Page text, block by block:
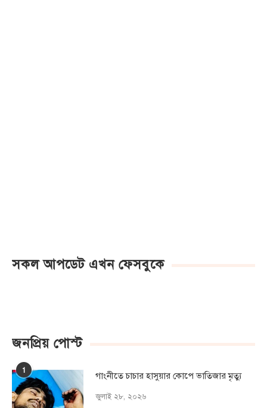
সকল আপডেট এখন ফেসবুকে
জনপ্রিয় পোস্ট
1 গাংনীতে চাচার হাসুয়ার কােপে ভাতিজার মৃত্যু
জুলাই ২৮, ২০২৬